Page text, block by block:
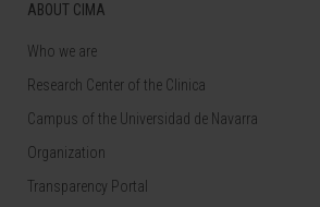
ABOUT CIMA
Who we are
Research Center of the Clinica
Campus of the Universidad de Navarra
Organization
Transparency Portal